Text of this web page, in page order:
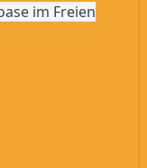
im Freien